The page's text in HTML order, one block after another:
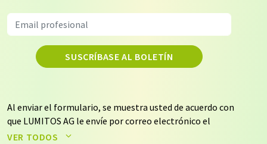
SUSCRÍBASE AL BOLETÍN
Al enviar el formulario, se muestra usted de acuerdo con
que LUMITOS AG le envíe por correo electrónico el
boletín o boletines seleccionados anteriormente. Sus
VER TODOS